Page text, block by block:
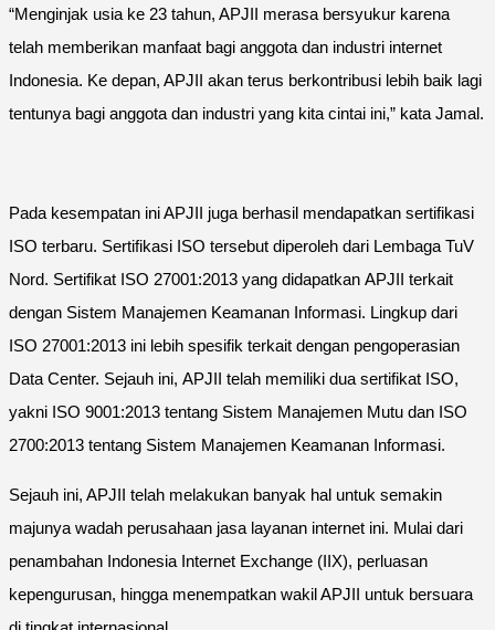
“Menginjak usia ke 23 tahun, APJII merasa bersyukur karena
telah memberikan manfaat bagi anggota dan industri internet
Indonesia. Ke depan, APJII akan terus berkontribusi lebih baik lagi
tentunya bagi anggota dan industri yang kita cintai ini,” kata Jamal.
Pada kesempatan ini APJII juga berhasil mendapatkan sertifikasi
ISO terbaru. Sertifikasi ISO tersebut diperoleh dari Lembaga TuV
Nord. Sertifikat ISO 27001:2013 yang didapatkan APJII terkait
dengan Sistem Manajemen Keamanan Informasi. Lingkup dari
ISO 27001:2013 ini lebih spesifik terkait dengan pengoperasian
Data Center. Sejauh ini, APJII telah memiliki dua sertifikat ISO,
yakni ISO 9001:2013 tentang Sistem Manajemen Mutu dan ISO
2700:2013 tentang Sistem Manajemen Keamanan Informasi.
Sejauh ini, APJII telah melakukan banyak hal untuk semakin
majunya wadah perusahaan jasa layanan internet ini. Mulai dari
penambahan Indonesia Internet Exchange (IIX), perluasan
kepengurusan, hingga menempatkan wakil APJII untuk bersuara